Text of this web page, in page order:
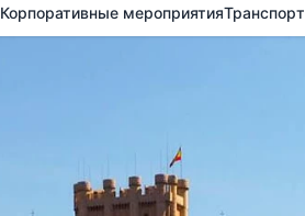
Корпоративные мероприятияТранспорт